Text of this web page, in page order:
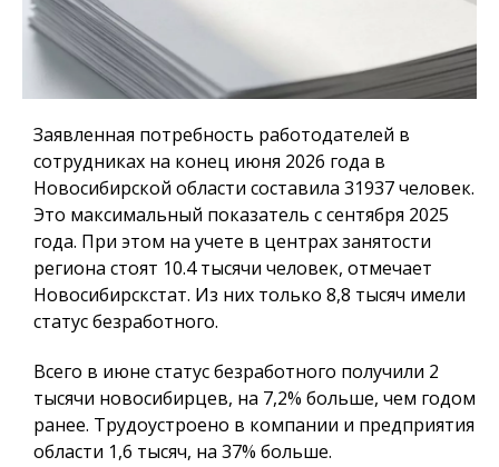
Заявленная потребность работодателей в
сотрудниках на конец июня 2026 года в
Новосибирской области составила 31937 человек.
Это максимальный показатель с сентября 2025
года. При этом на учете в центрах занятости
региона стоят 10.4 тысячи человек, отмечает
Новосибирскстат. Из них только 8,8 тысяч имели
статус безработного.
Всего в июне статус безработного получили 2
тысячи новосибирцев, на 7,2% больше, чем годом
ранее. Трудоустроено в компании и предприятия
области 1,6 тысяч, на 37% больше.